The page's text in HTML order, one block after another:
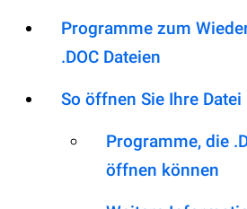
Programme zum
.DOC Dateien
So öffnen Sie Ihre Datei
Programme, die
öffnen können